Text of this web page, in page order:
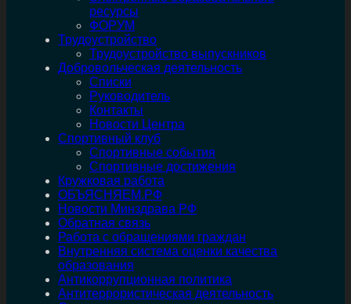
ресурсы
ФОРУМ
Трудоустройство
Трудоустройство выпускников
Добровольческая деятельность
Списки
Руководитель
Контакты
Новости Центра
Спортивный клуб
Спортивные события
Спортивные достижения
Кружковая работа
ОБЪЯСНЯЕМ.РФ
Новости Минздрава РФ
Обратная связь
Работа с обращениями граждан
Внутренняя система оценки качества
образования
Антикоррупционная политика
Антитеррористическая деятельность